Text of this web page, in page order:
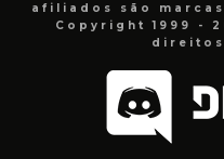
afiliados são
Copyright 1999 -